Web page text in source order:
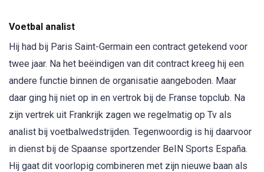
Voetbal analist
Hij had bij Paris Saint-Germain een contract getekend voor
twee jaar. Na het beëindigen van dit contract kreeg hij een
andere functie binnen de organisatie aangeboden. Maar
daar ging hij niet op in en vertrok bij de Franse topclub. Na
zijn vertrek uit Frankrijk zagen we regelmatig op Tv als
analist bij voetbalwedstrijden. Tegenwoordig is hij daarvoor
in dienst bij de Spaanse sportzender BeIN Sports España.
Hij gaat dit voorlopig combineren met zijn nieuwe baan als